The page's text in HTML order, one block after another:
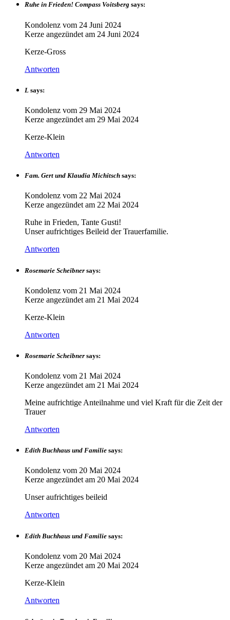
Ruhe in Frieden! Compass Voitsberg says:
Kondolenz vom 24 Juni 2024
Kerze angezündet am 24 Juni 2024
Kerze-Gross
Antworten
L says:
Kondolenz vom 29 Mai 2024
Kerze angezündet am 29 Mai 2024
Kerze-Klein
Antworten
Fam. Gert und Klaudia Michitsch says:
Kondolenz vom 22 Mai 2024
Kerze angezündet am 22 Mai 2024
Ruhe in Frieden, Tante Gusti!
Unser aufrichtiges Beileid der Trauerfamilie.
Antworten
Rosemarie Scheibner says:
Kondolenz vom 21 Mai 2024
Kerze angezündet am 21 Mai 2024
Kerze-Klein
Antworten
Rosemarie Scheibner says:
Kondolenz vom 21 Mai 2024
Kerze angezündet am 21 Mai 2024
Meine aufrichtige Anteilnahme und viel Kraft für die Zeit der
Trauer
Antworten
Edith Buchhaus und Familie says:
Kondolenz vom 20 Mai 2024
Kerze angezündet am 20 Mai 2024
Unser aufrichtiges beileid
Antworten
Edith Buchhaus und Familie says:
Kondolenz vom 20 Mai 2024
Kerze angezündet am 20 Mai 2024
Kerze-Klein
Antworten